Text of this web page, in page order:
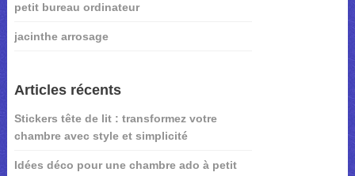
petit bureau ordinateur
jacinthe arrosage
Articles récents
Stickers tête de lit : transformez votre
chambre avec style et simplicité
Idées déco pour une chambre ado à petit